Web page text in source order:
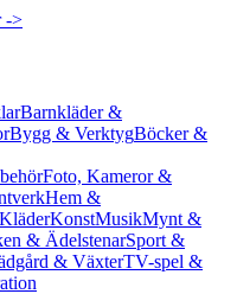
->
Barnkläder &
Bygg & VerktygBöcker &
Foto, Kameror &
Hem &
KläderKonstMusikMynt &
& ÄdelstenarSport &
& VäxterTV-spel &